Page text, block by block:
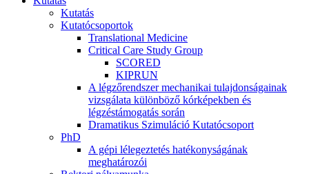
Kutatás
Kutatócsoportok
Translational Medicine
Critical Care Study Group
SCORED
KIPRUN
A légzőrendszer mechanikai tulajdonságainak
vizsgálata különböző kórképekben és
légzéstámogatás során
Dramatikus Szimuláció Kutatócsoport
PhD
A gépi lélegeztetés hatékonyságának
meghatározói